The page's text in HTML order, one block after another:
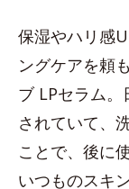
保湿やハリ感
ングケアを頼
ブ LPセラム
されていて、
ことで、後に
いつものスキ